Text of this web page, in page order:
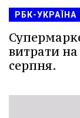
РБК-УКРАЇНА
витрати
серпня.